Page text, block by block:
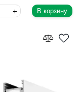
В корзину